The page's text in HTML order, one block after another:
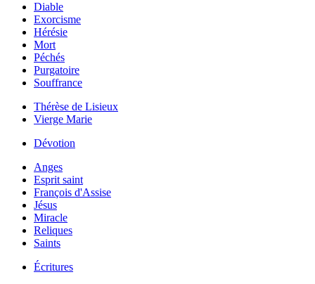
Diable
Exorcisme
Hérésie
Mort
Péchés
Purgatoire
Souffrance
Thérèse de Lisieux
Vierge Marie
Dévotion
Anges
Esprit saint
François d'Assise
Jésus
Miracle
Reliques
Saints
Écritures